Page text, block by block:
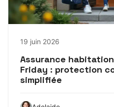
19 juin 2026
Assurance
Friday : protection
simplifiée